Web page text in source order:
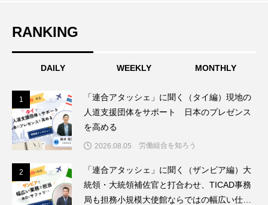
RANKING
DAILY WEEKLY MONTHLY
1
「連合アタッシェ」に聞く（タイ編）現地の
人道支援団体をサポート 日本のプレゼンス
を高める
2026.08.05 労働組合を知ろう
2
「連合アタッシェ」に聞く（ザンビア編）大
統領・大統領補佐官と打合わせ、TICAD事務
局も担務小規模大使館ならではの幅広い仕事